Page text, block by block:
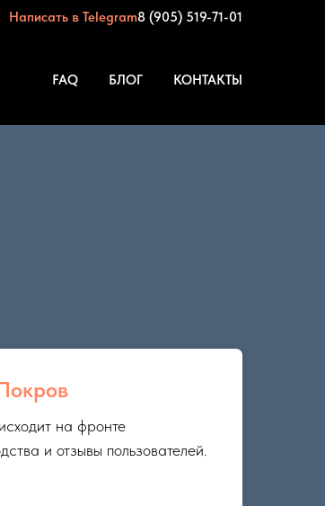
Написать в Telegram8 (905) 519-71-01
FAQ БЛОГ КОНТАКТЫ
на фронте
и отзывы пользователей.